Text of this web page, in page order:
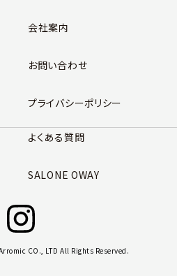
会社案内
お問い合わせ
プライバシーポリシー
よくある質問
SALONE OWAY
CO., LTD All Rights Reserved.